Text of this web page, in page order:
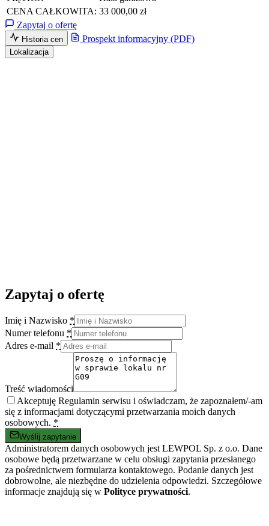
CENA CAŁKOWITA: 33 000,00 zł
Zapytaj o ofertę
Historia cen Prospekt informacyjny (PDF)
Lokalizacja
Zapytaj o ofertę
Imię i Nazwisko *
Numer telefonu *
Adres e-mail *
Treść wiadomości
Akceptuję Regulamin serwisu i oświadczam, że zapoznałem/-am
się z informacjami dotyczącymi przetwarzania moich danych
osobowych. *
Wyślij zapytanie
Administratorem danych osobowych jest LEWPOL Sp. z o.o. Dane
osobowe będą przetwarzane w celu obsługi zapytania przesłanego
za pośrednictwem formularza kontaktowego. Podanie danych jest
dobrowolne, ale niezbędne do udzielenia odpowiedzi. Szczegółowe
informacje znajdują się w Polityce prywatności.